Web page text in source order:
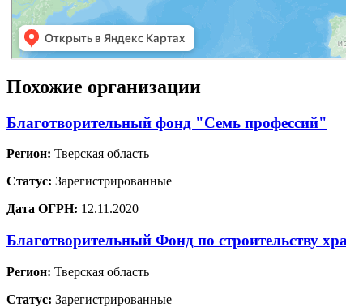
Похожие организации
Благотворительный фонд "Семь профессий"
Регион: Тверская область
Статус: Зарегистрированные
Дата ОГРН: 12.11.2020
Благотворительный Фонд по строительству
Регион: Тверская область
Статус: Зарегистрированные